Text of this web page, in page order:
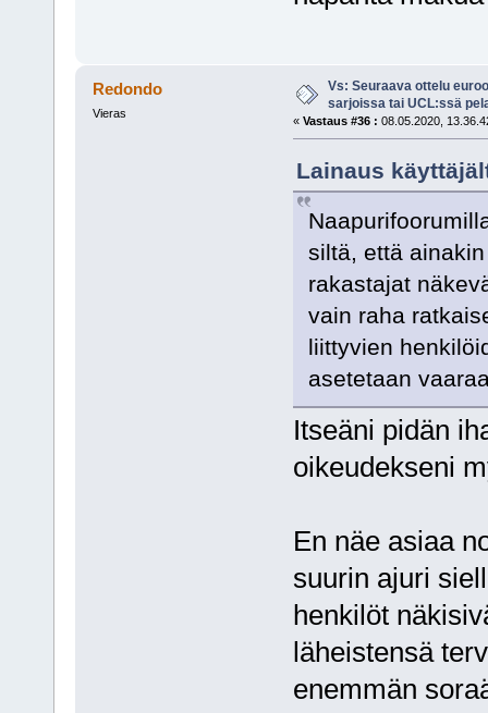
Redondo
Vieras
Vs: Seuraava ottelu
sarjoissa tai UCL:ssä
« Vastaus #36 : 08.05.2020,
Lainaus
siltä, että
rakastajat
vain raha
liittyvien
asetetaan
Itseäni pidän
oikeudekseni
En näe asiaa
suurin ajuri
henkilöt
läheistensä
enemmän